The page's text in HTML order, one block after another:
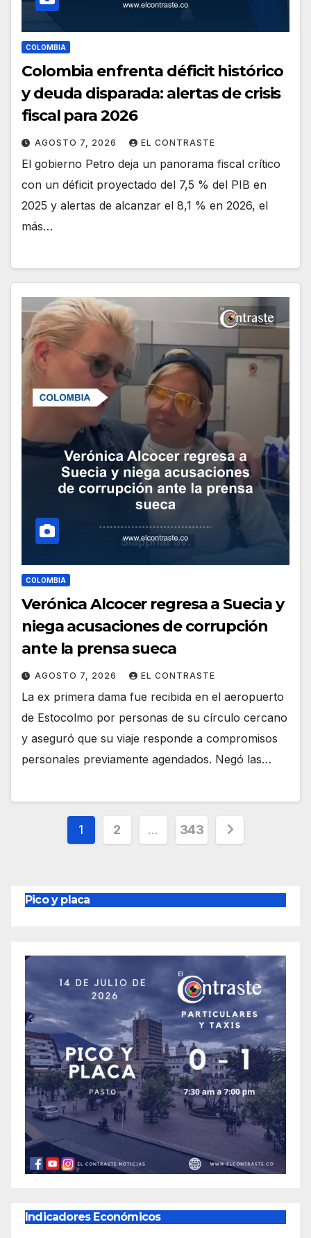
COLOMBIA
Colombia enfrenta déficit histórico
y deuda disparada: alertas de crisis
fiscal para 2026
AGOSTO 7, 2026 EL CONTRASTE
El gobierno Petro deja un panorama fiscal crítico
con un déficit proyectado del 7,5 % del PIB en
2025 y alertas de alcanzar el 8,1 % en 2026, el
más…
COLOMBIA
Verónica Alcocer regresa a Suecia y
niega acusaciones de corrupción
ante la prensa sueca
AGOSTO 7, 2026 EL CONTRASTE
La ex primera dama fue recibida en el aeropuerto
de Estocolmo por personas de su círculo cercano
y aseguró que su viaje responde a compromisos
personales previamente agendados. Negó las…
Paginación
entradas
1 2 … 343
Pico y placa
Indicadores Económicos